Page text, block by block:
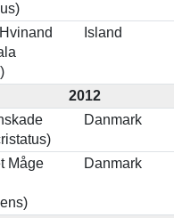
Island
2012
Danmark
Måge
Danmark